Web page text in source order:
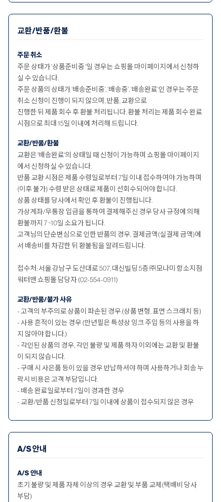
교환/반품/환불
주문 취소
주문 상태가 '상품준비중 '일 경우는 쇼핑몰 마이페이지에서 신청하
실 수 있습니다.
주문 상품의 상태가 ‘배송준비중’, ‘배송중’, ‘배송완료’인 경우는 주문
취소 신청이 진행이 되지 않으며, 반품, 교환으로
진행한 뒤 제품 회수 후 환불 처리됩니다. 환불 처리는 제품 회수 완료
시점으로 최대 15일 이내에 처리해 드립니다.
교환/반품/환불
교환은 '배송완료'의 상태일 때 신청이 가능하며 쇼핑몰 마이페이지
에서 신청하실 수 있습니다.
반품 교환 시점은 제품 수령일로부터 7일 이내 접수하여야 가능하며
(이후 불가) 수령 받은 상태로 제품이 선회수되어야 합니다.
상품 상태를 당사에서 확인 후 환불이 진행됩니다.
가상계좌/무통장 입금을 통하여 결제해주신 경우 당사 규정에 의해
환불까지 7 ~10일 소요가 됩니다.
고객님의 단순변심으로 인한 반품의 경우, 결제금액(실결제 금액)에
서 배송비를 차감한 뒤 환불됨을 알려드립니다.
접수처: 서울 강남구 도산대로 507, 대신빌딩 5층 ㈜모나미 항소지점
워터맨 쇼핑몰 담당자 (02-554-0911)
교환/반품/불가 사유
- 고객의 부주의로 상품이 파손된 경우.(상품 변형, 표면 스크래치 등)
- 사용 흔적이 있는 경우 (만년필은 특성상 잉크 주입 등의 사용을 하
지 않아야 합니다.)
- 각인된 상품의 경우, 각인 불량 및 제품 하자 이외에는 교환 및 환불
이 되지 않습니다.
- 구매 시 사은품 등이 있을 경우 반납하셔야 하며 사용하거나 회송 누
락시 비용은 고객 부담입니다.
- 배송 완료일로부터 7일이 경과한 경우
- 교환/반품 신청일로부터 7일 이내에 상품이 접수되지 않은 경우
A/S 안내
A/S 안내
초기 불량 및 제품 자체 이상의 경우 교환 및 부품 교체(택배비 당사
부담)